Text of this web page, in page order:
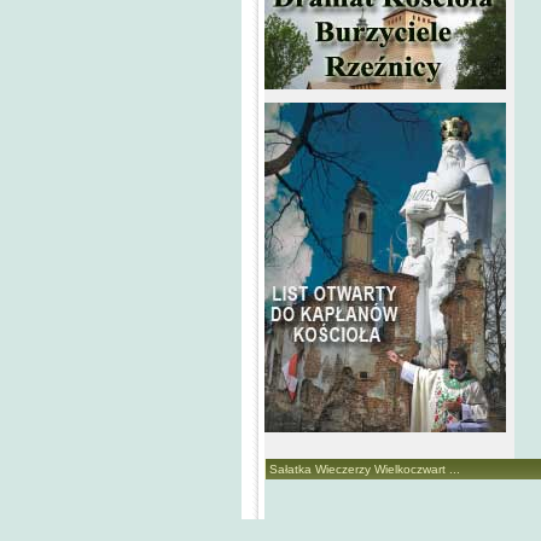
Sałatka Wieczerzy Wielkoczwart ...